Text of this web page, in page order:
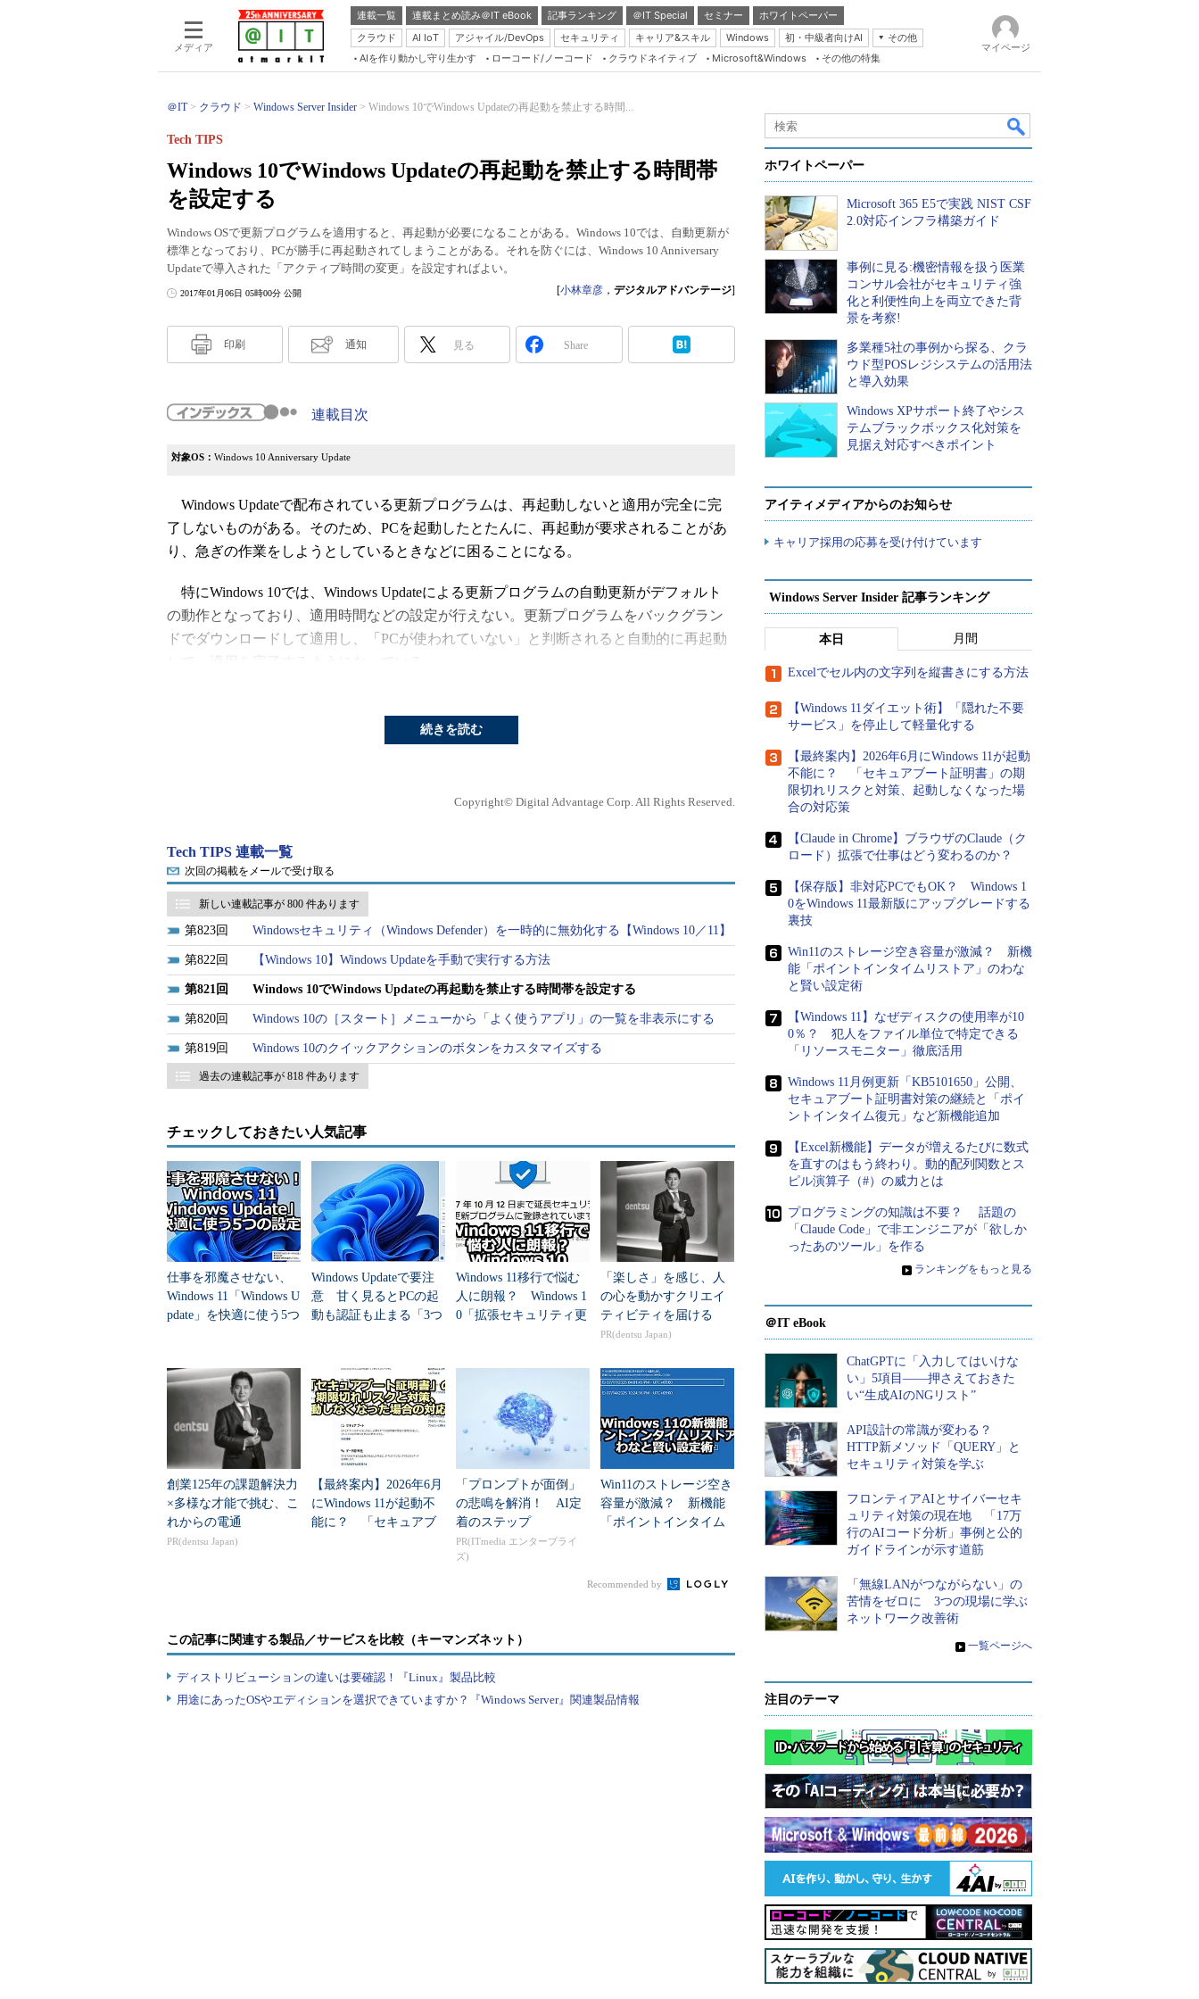
メディア
連載一覧 連載まとめ読み＠IT eBook 記事ランキング ＠IT Special セミナー
ホワイトペーパー
クラウド
AI IoT アジャイル/DevOps セキュリティ キャリア&スキル Windows 初・中級者向けAI
その他
Server & Storage
Java Agile
Database Expert
Linux ＆ OSS
Master of IP Network
Security & Trust
Test & Tools
AIを作り動かし守り生かす ローコード/ノーコード クラウドネイティブ Microsoft&Windows その他の特集
マイページ
＠IT クラウド Windows Server Insider Windows 10でWindows Updateの再起動を禁止する時間...
Windows 10でWindows Updateの再起動を禁止する時間帯
を設定する
Tech TIPS
Windows OSで更新プログラムを適用すると、再起動が必要になることがある。Windows 10では、自動更新が
標準となっており、PCが勝手に再起動されてしまうことがある。それを防ぐには、Windows 10 Anniversary
Updateで導入された「アクティブ時間の変更」を設定すればよい。
2017年01月06日 05時00分 公開 [小林章彦 ， デジタルアドバンテージ]
印刷 通知 見る Share
連載目次
対象OS： Windows 10 Anniversary Update
Windows Updateで配布されている更新プログラムは、再起動しないと適用が完全に完
了しないものがある。そのため、PCを起動したとたんに、再起動が要求されることがあ
り、急ぎの作業をしようとしているときなどに困ることになる。
特にWindows 10では、Windows Updateによる更新プログラムの自動更新がデフォルト
の動作となっており、適用時間などの設定が行えない。更新プログラムをバックグラン
ドでダウンロードして適用し、「PCが使われていない」と判断されると自動的に再起動
の設定（アクティブ時間の変更）が行えるようになった。仕事時間を設定しておけば、
この間は、通知（アクションセンター）に「再起動が必要です」というメッセージが表
アクションセンターの画面
更新プログラム適用後に再起動が必要
な場合は、このようにアクションセン
ター（（1）
）に「再起動が必要で
［今すぐ再起動］（
（3））ボタンを
押せばよい。
デフォルトでは、アクティブ時間は8時から17時に設定されているので、これを変更し
て、仕事中に再起動されないようにするとよい。ここでは、その設定方法を紹介しよ
う。
続きを読む
Copyright© Digital Advantage Corp. All Rights Reserved.
Tech TIPS 連載一覧
次回の掲載をメールで受け取る
新しい連載記事が 800 件あります
823 Windowsセキュリティ（Windows Defender）を一時的に無効化する【Windows 10／11】
822 【Windows 10】Windows Updateを手動で実行する方法
821 Windows 10でWindows Updateの再起動を禁止する時間帯を設定する
820 Windows 10の［スタート］メニューから「よく使うアプリ」の一覧を非表示にする
819 Windows 10のクイックアクションのボタンをカスタマイズする
過去の連載記事が 818 件あります
チェックしておきたい人気記事
仕事を邪魔させない、
Windows 11「Windows U
pdate」を快適に使う5つ
Windows Updateで要注
意 甘く見るとPCの起
動も認証も止まる「3つ
Windows 11移行で悩む
人に朗報？ Windows 1
0「拡張セキュリティ更
「楽しさ」を感じ、人
の心を動かすクリエイ
ティビティを届ける
PR(dentsu Japan)
創業125年の課題解決力
×多様な才能で挑む、こ
れからの電通
PR(dentsu Japan)
【最終案内】2026年6月
にWindows 11が起動不
能に？ 「セキュアブ
「プロンプトが面倒」
の悲鳴を解消！ AI定
着のステップ
PR(ITmedia エンタープライ
ズ)
Win11のストレージ空き
容量が激減？ 新機能
「ポイントインタイム
Recommended by
この記事に関連する製品／サービスを比較（キーマンズネット）
ディストリビューションの違いは要確認！『Linux』製品比較
用途にあったOSやエディションを選択できていますか？『Windows Server』関連製品情報
ホワイトペーパー
Microsoft 365 E5で実践 NIST CSF
2.0対応インフラ構築ガイド
事例に見る:機密情報を扱う医業
コンサル会社がセキュリティ強
化と利便性向上を両立できた背
景を考察!
多業種5社の事例から探る、クラ
ウド型POSレジシステムの活用法
と導入効果
Windows XPサポート終了やシス
テムブラックボックス化対策を
見据え対応すべきポイント
アイティメディアからのお知らせ
キャリア採用の応募を受け付けています
Windows Server Insider 記事ランキング
本日 月間
Excelでセル内の文字列を縦書きにする方法
【Windows 11ダイエット術】「隠れた不要
サービス」を停止して軽量化する
【最終案内】2026年6月にWindows 11が起動
不能に？ 「セキュアブート証明書」の期
限切れリスクと対策、起動しなくなった場
合の対応策
【Claude in Chrome】ブラウザのClaude（ク
ロード）拡張で仕事はどう変わるのか？
【保存版】非対応PCでもOK？ Windows 1
0をWindows 11最新版にアップグレードする
裏技
Win11のストレージ空き容量が激減？ 新機
能「ポイントインタイムリストア」のわな
と賢い設定術
【Windows 11】なぜディスクの使用率が10
0％？ 犯人をファイル単位で特定できる
「リソースモニター」徹底活用
Windows 11月例更新「KB5101650」公開、
セキュアブート証明書対策の継続と「ポイ
ントインタイム復元」など新機能追加
【Excel新機能】データが増えるたびに数式
を直すのはもう終わり。動的配列関数とス
ピル演算子（#）の威力とは
プログラミングの知識は不要？ 話題の
「Claude Code」で非エンジニアが「欲しか
ったあのツール」を作る
» ランキングをもっと見る
＠IT eBook
ChatGPTに「入力してはいけな
い」5項目――押さえておきた
い“生成AIのNGリスト”
API設計の常識が変わる？
HTTP新メソッド「QUERY」と
セキュリティ対策を学ぶ
フロンティアAIとサイバーセキ
ュリティ対策の現在地 「17万
行のAIコード分析」事例と公的
ガイドラインが示す道筋
「無線LANがつながらない」の
苦情をゼロに 3つの現場に学ぶ
ネットワーク改善術
» 一覧ページへ
注目のテーマ